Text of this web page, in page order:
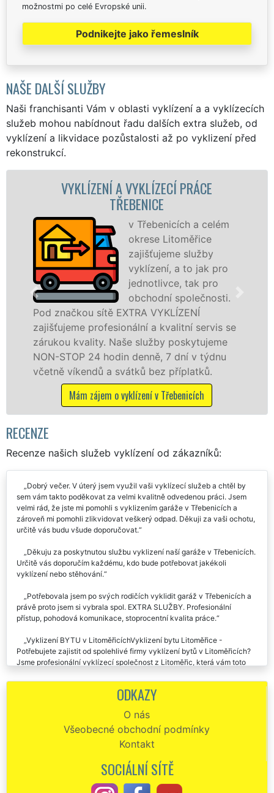
možnostmi po celé Evropské unii.
Podnikejte jako řemeslník
NAŠE DALŠÍ SLUŽBY
Naši franchisanti Vám v oblasti vyklízení a a vyklízecích
služeb mohou nabídnout řadu dalších extra služeb, od
vyklízení a likvidace pozůstalosti až po vyklizení před
rekonstrukcí.
A VYKLÍZECÍ PRÁCE
v Třebenicích a celém
okrese Litoměřice
zajišťujeme služby
vyklízení, a to jak pro
jednotlivce, tak pro
obchodní společnosti.
EXTRA VYKLÍZENÍ
a kvalitní servis se
služby poskytujeme
denně, 7 dní v týdnu
svátků bez příplatků.
o vyklízení v Třebenicích
VYKLÍZECÍ
v Třebenicích a
službu jak
osobám se
práce, a to NON-
Mám zájem o
RECENZE
Recenze našich služeb vyklízení od zákazníků:
Dobrý večer. V úterý jsem využil vaši vyklízecí služeb a chtěl by
sem vám takto poděkovat za velmi kvalitně odvedenou práci. Jsem
velmi rád, že jste mi pomohli s vyklizením garáže v Třebenicích a
zároveň mi pomohli zlikvidovat veškerý odpad. Děkuji za vaši ochotu,
určitě vás budu všude doporučovat.
Děkuju za poskytnutou službu vyklizení naší garáže v Třebenicích.
Určitě vás doporučím každému, kdo bude potřebovat jakékoli
vyklízení nebo stěhování.
Potřebovala jsem po svých rodičích vyklidit garáž v Třebenicích a
právě proto jsem si vybrala spol. EXTRA SLUŽBY. Profesionální
přístup, pohodová komunikace, stoprocentní kvalita práce.
Vyklizení BYTU v LitoměřicíchVyklizení bytu Litoměřice -
Potřebujete zajistit od spolehlivé firmy vyklízení bytů v Litoměřicích?
Jsme profesionální vyklízecí společnost z Litoměřic, která vám toto
EXTRA VYKLÍZENÍ vám v celém okrese Litoměřice zajistí
bezproblémové vyklizení vašeho bytu nebo vyklízení bytové
bude vyhovovat. Vyklízení bytů v Litoměřicích automaticky zahrnuje
likvidaci a odvoz likvidovaných věcí na skládku. V případě zájmu
zajistíme přistavení kontejneru či kontejnerů na likvidovaný nábytek či
materiál, který se nachází ve vyklízeném bytě či objektu.
ODKAZY
O nás
Všeobecné obchodní podmínky
Kontakt
SOCIÁLNÍ SÍTĚ